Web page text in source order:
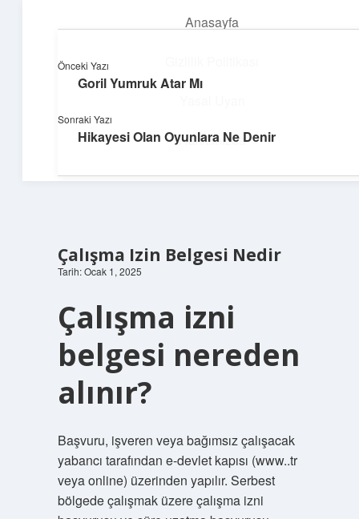
Anasayfa
Hakkımızda
Hayatına güç katan neşeli öneriler!
Çalışma Izin Belgesi Nedir
Tarih: Ocak 1, 2025
Çalışma izni
belgesi nereden
alınır?
Başvuru, işveren veya bağımsız çalışacak
yabancı tarafından e-devlet kapısı (www..tr
veya online) üzerinden yapılır. Serbest
bölgede çalışmak üzere çalışma izni
Önceki Yazı
Goril Yumruk Atar Mı
Sonraki Yazı
Hikayesi Olan Oyunlara Ne Denir